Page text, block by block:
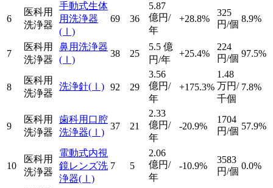
6
医科用
洗浄器
手動式生体
用洗浄器
(Ⅰ)
69 36
5.87
億円/
年
+28.8%
325
円/個
8.9%
7
医科用
洗浄器
鼻用洗浄器
(Ⅰ)
38 25
5.5 億
円/年
+25.4%
224
円/個 97.5%
8
医科用
洗浄器
洗浄針(Ⅰ) 92 29
3.56
億円/
年
+175.3%
1.48
万円/
千個
7.8%
9
医科用
洗浄器
歯科用口腔
洗浄器(Ⅰ)
37 21
2.33
億円/
年
-20.9%
1704
円/個 57.9%
10
医科用
洗浄器
電動式内視
鏡レンズ洗
浄器(Ⅰ)
7 5
2.06
億円/
年
-10.9%
3583
円/個
0.0%